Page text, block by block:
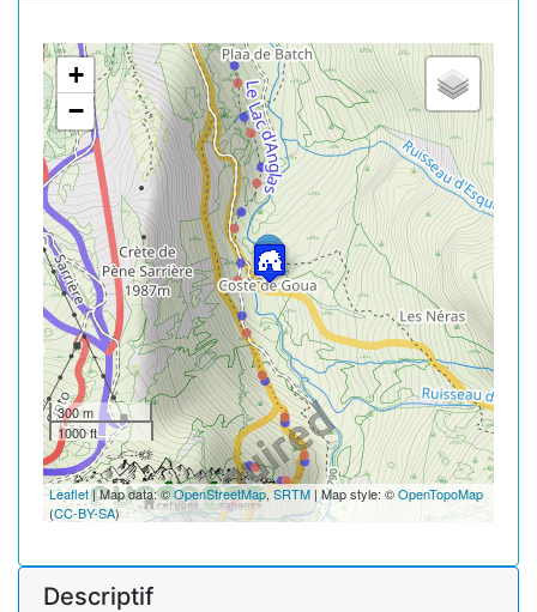
+
−
300 m
1000 ft
Leaflet| Map data: ©OpenStreetMap,SRTM | Map style: ©OpenTopoMap
(CC-BY-SA)
Descriptif